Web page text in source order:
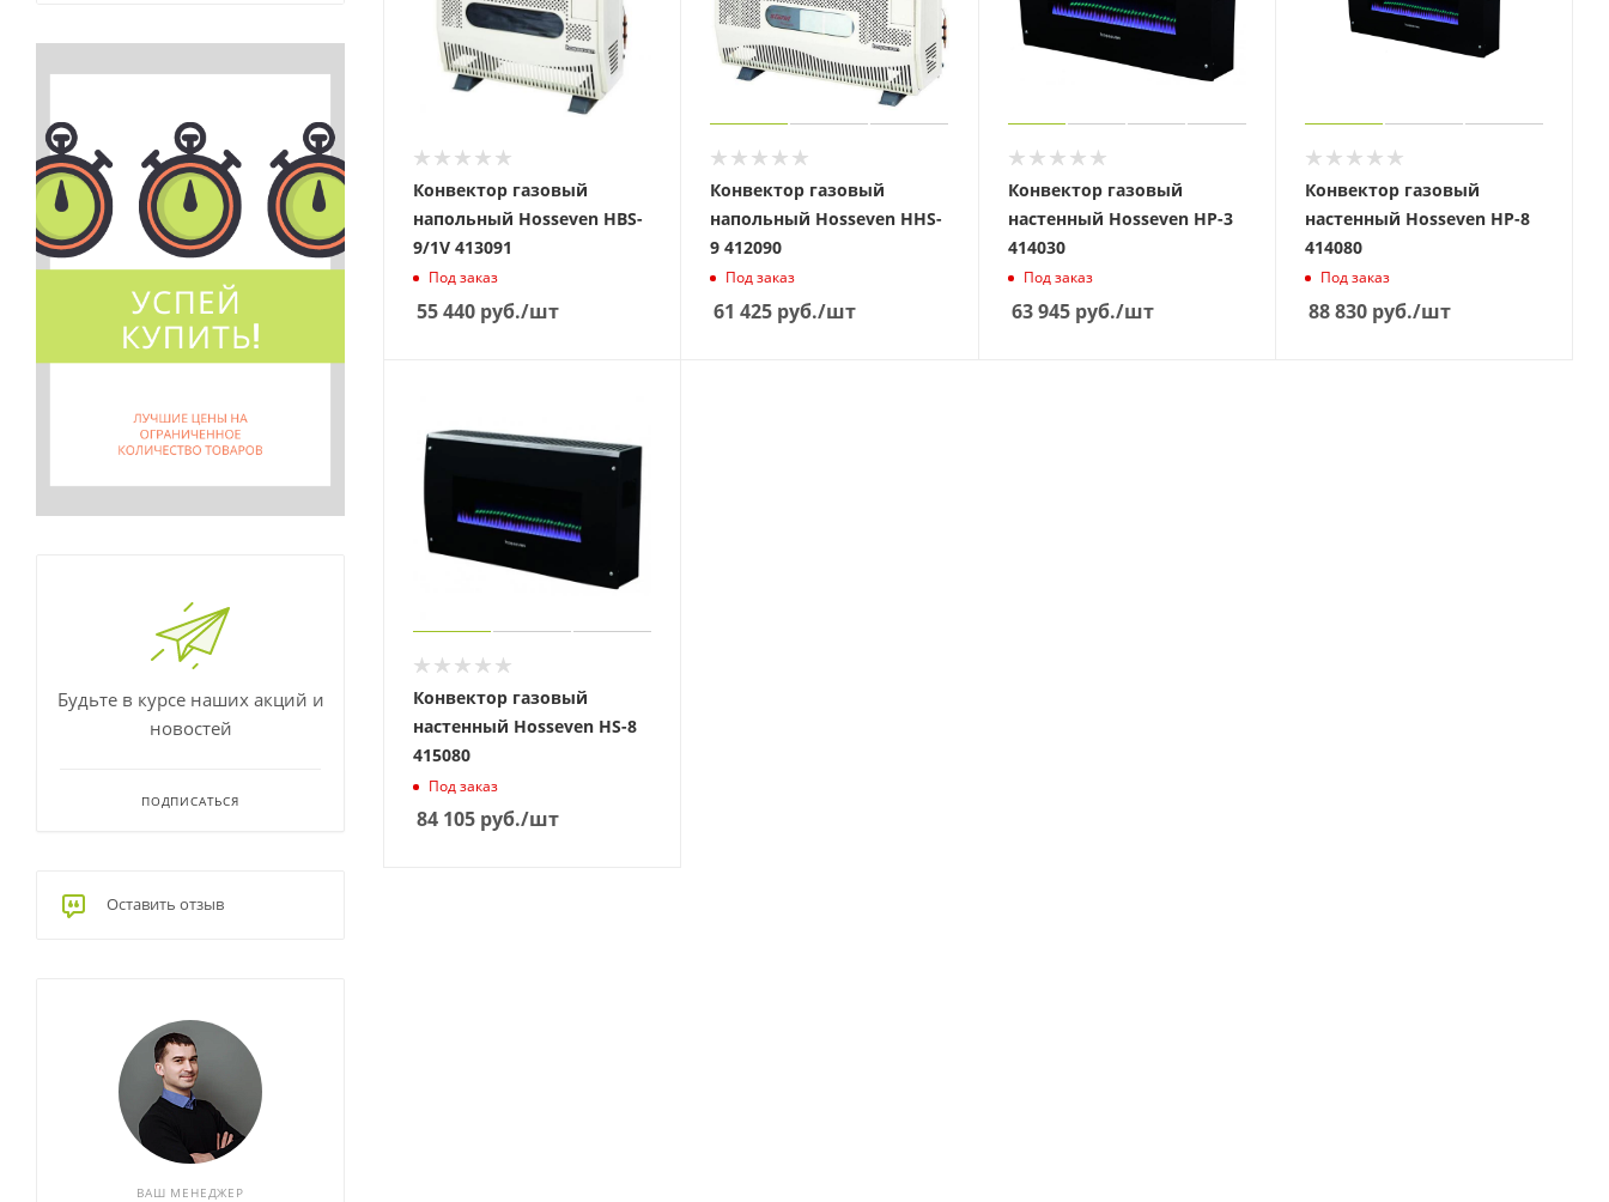
Конвектор газовый
напольный Hosseven HBS-
9/1V 413091
Под заказ
55 440 руб./шт
Конвектор газовый
напольный Hosseven HHS-
9 412090
Под заказ
61 425 руб./шт
Конвектор газовый
настенный Hosseven HP-3
414030
Под заказ
63 945руб./шт
Конвектор газовый
настенный Hosseven HP-8
414080
Под заказ
88 830руб./шт
Конвектор газовый
настенный Hosseven HS-8
415080
Под заказ
84 105 руб./шт
Будьте в курсе наших акций и
новостей
ПОДПИСАТЬСЯ
Оставить отзыв
ВАШ МЕНЕДЖЕР